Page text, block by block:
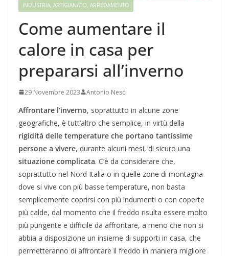
INDUSTRIA, ARTIGIANATO, ARREDAMENTO
Come aumentare il
calore in casa per
prepararsi all’inverno
29 Novembre 2023 Antonio Nesci
Affrontare l’inverno, soprattutto in alcune zone
geografiche, è tutt’altro che semplice, in virtù della
rigidità delle temperature che portano tantissime
persone a vivere, durante alcuni mesi, di sicuro una
situazione complicata. C’è da considerare che,
soprattutto nel Nord Italia o in quelle zone di montagna
dove si vive con più basse temperature, non basta
semplicemente coprirsi con più indumenti o con coperte
più calde, dal momento che il freddo risulta essere molto
più pungente e difficile da affrontare, a meno che non si
abbia a disposizione un insieme di supporti in casa, che
permetteranno di affrontare il freddo in maniera migliore